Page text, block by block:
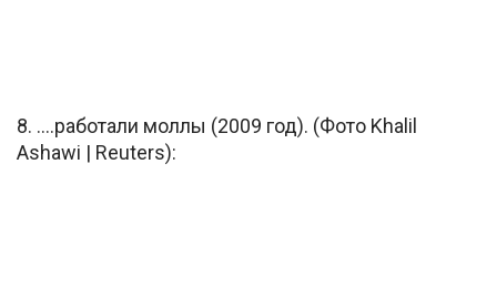
8. ….работали моллы (2009 год). (Фото Khalil
Ashawi | Reuters):